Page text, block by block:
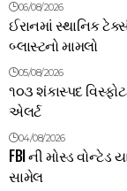
06/08/2026
ઈરાનમાં સ્થાનિક
બ્લાસ્ટનો મામલો
05/08/2026
૧૦૩ શંકાસ્પદ
એલર્ટ
04/08/2026
FBI ની મોસ્ડ વોન્ટેડ
સામેલ